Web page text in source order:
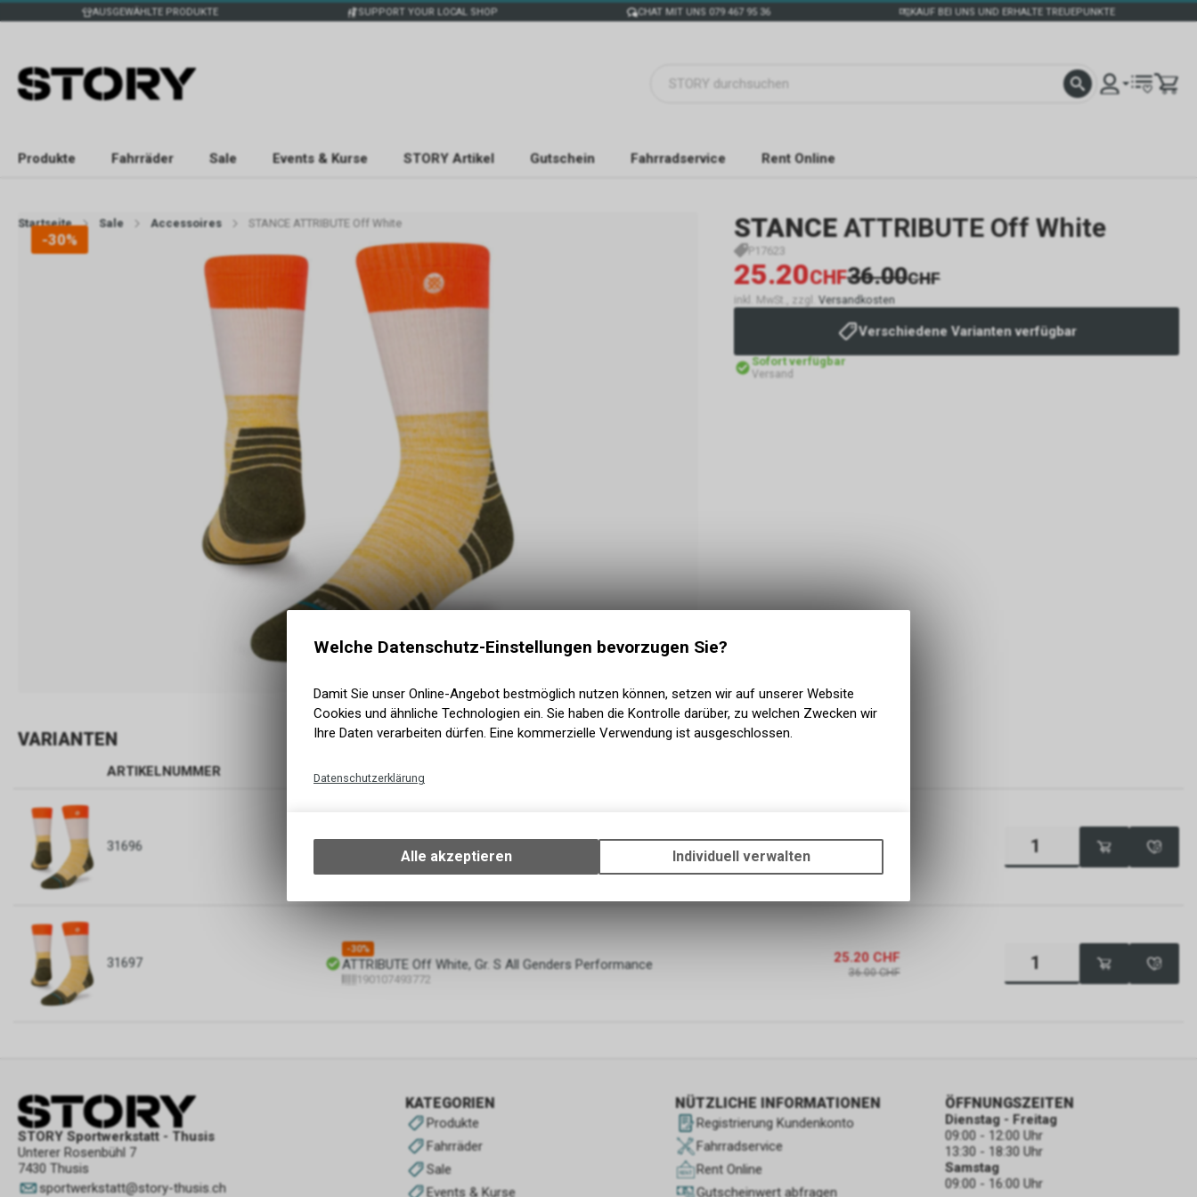
AUSGEWÄHLTE PRODUKTE SUPPORT YOUR LOCAL SHOP CHAT MIT UNS 079 467 95 36 KAUF BEI UNS UND ERHALTE TREUEPUNKTE
Produkte Fahrräder Sale Events & Kurse STORY Artikel Gutschein Fahrradservice Rent Online
Startseite Sale Accessoires STANCE ATTRIBUTE Off White
-30% STANCE ATTRIBUTE Off White
P17623
25.20CHF36.00CHF
inkl. MwSt., zzgl. Versandkosten
Verschiedene Varianten verfügbar
Sofort verfügbar
Versand
VARIANTEN
ARTIKELNUMMER BEZEICHNUNG
31696 ATTRIBUTE Off White, Gr. M All Genders Performance
190107493789
25.20 CHF
31697
-30%
ATTRIBUTE Off White, Gr. S All Genders Performance
190107493772
25.20 CHF
36.00 CHF
STORY Sportwerkstatt - Thusis
Unterer Rosenbühl 7
7430 Thusis
sportwerkstatt@story-thusis.ch
KATEGORIEN
Produkte
Fahrräder
Sale
Events & Kurse
NÜTZLICHE INFORMATIONEN
Registrierung Kundenkonto
Fahrradservice
Rent Online
Gutscheinwert abfragen
ÖFFNUNGSZEITEN
Dienstag - Freitag
09:00 - 12:00 Uhr
13:30 - 18:30 Uhr
Samstag
09:00 - 16:00 Uhr
Welche Datenschutz-Einstellungen bevorzugen Sie?
Damit Sie unser Online-Angebot bestmöglich nutzen können, setzen wir auf unserer Website
Cookies und ähnliche Technologien ein. Sie haben die Kontrolle darüber, zu welchen Zwecken wir
Ihre Daten verarbeiten dürfen. Eine kommerzielle Verwendung ist ausgeschlossen.
Datenschutzerklärung
Ihrem Gerät, um die grundlegenden Funktionen unseres Online-Angebots, wie die
Verwendung des Warenkorbs, zu ermöglichen. Bitte beachten Sie, dass die
zulassen.
Alle akzeptieren Individuell verwalten